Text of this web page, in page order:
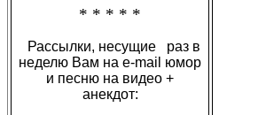
* * * * *
Рассылки, несущие раз в
неделю Вам на e-mail юмор
и песню на видео +
анекдот: